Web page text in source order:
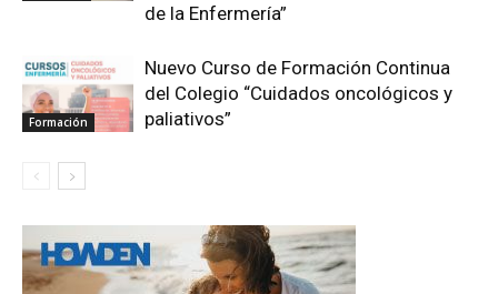
de la Enfermería”
Formación
Nuevo Curso de Formación Continua
del Colegio “Cuidados oncológicos y
paliativos”